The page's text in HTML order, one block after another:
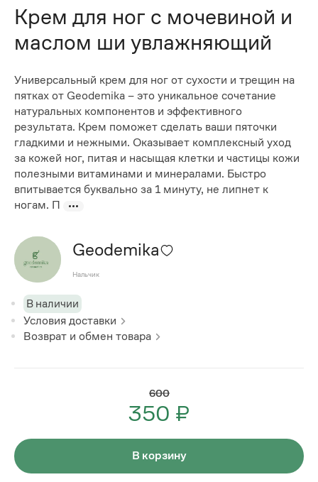
Крем для ног с мочевиной и
маслом ши увлажняющий
Универсальный крем для ног от сухости и трещин на
пятках от Geodemika – это уникальное сочетание
натуральных компонентов и эффективного
результата. Крем поможет сделать ваши пяточки
гладкими и нежными. Оказывает комплексный уход
за кожей ног, питая и насыщая клетки и частицы кожи
полезными витаминами и минералами. Быстро
впитывается буквально за 1 минуту, не липнет к
ногам. П
Geodemika
Нальчик
В наличии
Условия доставки
Возврат и обмен товара
600
350 ₽
В корзину